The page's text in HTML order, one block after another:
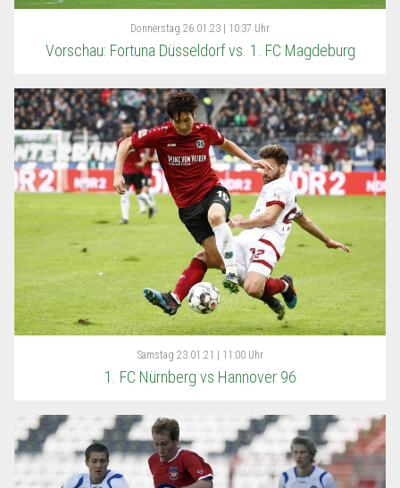
Donnerstag 26.01.23 | 10:37 Uhr
Vorschau: Fortuna Düsseldorf vs. 1. FC Magdeburg
Samstag 23.01.21 | 11:00 Uhr
1. FC Nürnberg vs Hannover 96